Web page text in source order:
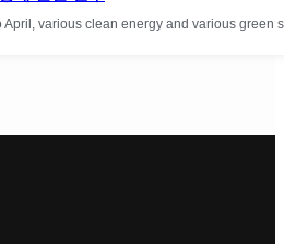
April, various clean energy and various